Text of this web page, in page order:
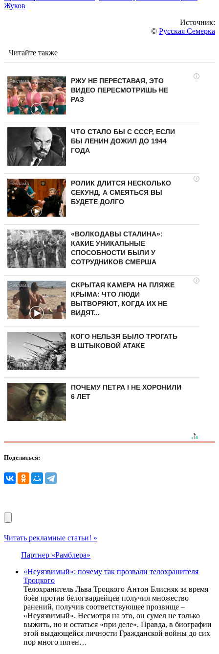
Жуков
Источник:
© Русская Семерка
Читайте также
i
РЖУ НЕ ПЕРЕСТАВАЯ, ЭТО
ВИДЕО ПЕРЕСМОТРИШЬ НЕ
РАЗ
ЧТО СТАЛО БЫ С СССР, ЕСЛИ
БЫ ЛЕНИН ДОЖИЛ ДО 1944
ГОДА
i
РОЛИК ДЛИТСЯ НЕСКОЛЬКО
СЕКУНД, А СМЕЯТЬСЯ ВЫ
БУДЕТЕ ДОЛГО
«ВОЛКОДАВЫ СТАЛИНА»:
КАКИЕ УНИКАЛЬНЫЕ
СПОСОБНОСТИ БЫЛИ У
СОТРУДНИКОВ СМЕРША
i
СКРЫТАЯ КАМЕРА НА ПЛЯЖЕ
КРЫМА: ЧТО ЛЮДИ
ВЫТВОРЯЮТ, КОГДА ИХ НЕ
ВИДЯТ...
КОГО НЕЛЬЗЯ БЫЛО ТРОГАТЬ
В ШТЫКОВОЙ АТАКЕ
ПОЧЕМУ ПЕТРА I НЕ ХОРОНИЛИ
6 ЛЕТ
Поделиться:
Читать рекламные статьи! »
Партнер «Рамблера»
«Неуязвимый»: почему так прозвали телохранителя
Троцкого
Телохранитель Льва Троцкого Антон Блисняк за время
боёв против белогвардейцев получил множество
ранений, получив соответствующее прозвище –
«Неуязвимый». Несмотря на это, он сумел не только
выжить, но и остаться «при деле». Правда, в биографии
этой выдающейся личности Гражданской войны до сих
пор много пятен…